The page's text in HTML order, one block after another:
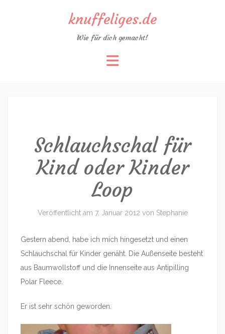
knuffeliges.de
Wie für dich gemacht!
Schlauchschal für
Kind oder Kinder
Loop
Veröffentlicht am 7. Januar 2012 von Stephanie
Gestern abend, habe ich mich hingesetzt und einen
Schlauchschal für Kinder genäht. Die Außenseite besteht
aus Baumwollstoff und die Innenseite aus Antipilling
Polar Fleece.
Er ist sehr schön geworden.